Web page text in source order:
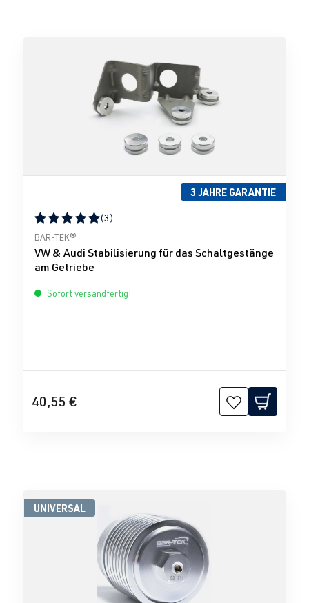
3 JAHRE GARANTIE
Durchschnittliche Bewertung von 5 von 5 Sternen
(3)
BAR-TEK®
VW & Audi Stabilisierung für das Schaltgestänge
am Getriebe
Sofort versandfertig!
40,55 €
UNIVERSAL